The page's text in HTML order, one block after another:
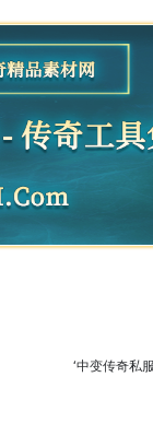
‘中变传奇私